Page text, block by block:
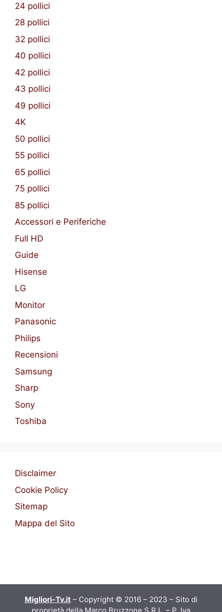
24 pollici
28 pollici
32 pollici
40 pollici
42 pollici
43 pollici
49 pollici
4K
50 pollici
55 pollici
65 pollici
75 pollici
85 pollici
Accessori e Periferiche
Full HD
Guide
Hisense
LG
Monitor
Panasonic
Philips
Recensioni
Samsung
Sharp
Sony
Toshiba
Disclaimer
Cookie Policy
Sitemap
Mappa del Sito
Migliori-Tv.it– Copyright © 2016 – 2023 – Sito di